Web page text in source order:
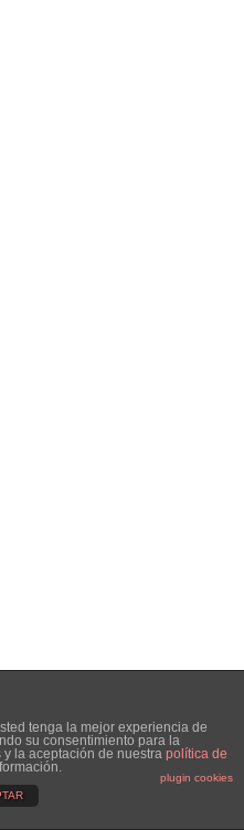
tenga la mejor experiencia de
su consentimiento para la
la aceptación de nuestra política de
plugin cookies